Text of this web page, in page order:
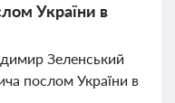
України в
Зеленський
послом України в